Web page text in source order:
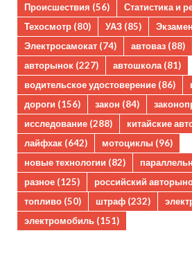
Происшествия (56) Статистика и
Техосмотр (80) УАЗ (85) Экзамен
Электросамокат (74) автоваз (88)
авторынок (227) автошкола (81)
водительское удостоверение (86)
дороги (156) закон (84)
исследование (288) китайские
лайфхак (642) мотоциклы (96)
новые технологии (82)
разное (125) российский
топливо (50) штраф (232)
электромобиль (151)